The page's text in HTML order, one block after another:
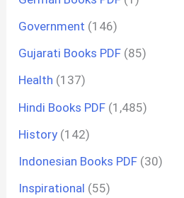
Government (146)
Gujarati Books PDF (85)
Health (137)
Hindi Books PDF (1,485)
History (142)
Indonesian Books PDF (30)
Inspirational (55)